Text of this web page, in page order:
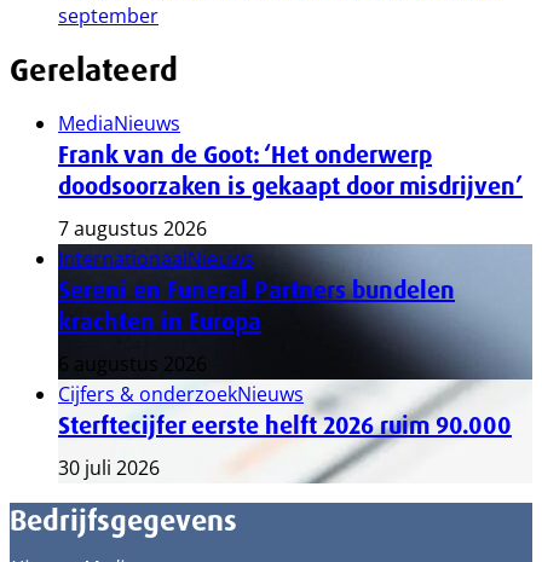
september
Gerelateerd
MediaNieuws
Frank van de Goot: ‘Het onderwerp
doodsoorzaken is gekaapt door misdrijven’
7 augustus 2026
InternationaalNieuws
Sereni en Funeral Partners bundelen
krachten in Europa
6 augustus 2026
Cijfers & onderzoekNieuws
Sterftecijfer eerste helft 2026 ruim 90.000
30 juli 2026
Bedrijfsgegevens